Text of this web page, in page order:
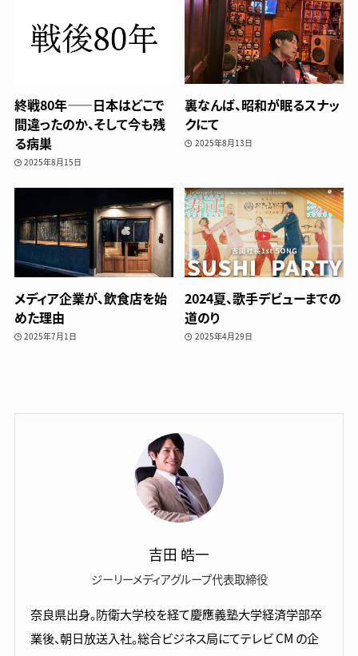
終戦80年——日本はどこで
間違ったのか、そして今も残
る病巣
2025年8月15日
裏なんば、昭和が眠るスナッ
クにて
2025年8月13日
メディア企業が、飲食店を始
めた理由
2025年7月1日
2024夏、歌手デビューまでの
道のり
2025年4月29日
吉田 皓一
ジーリーメディアグループ代表取締役
奈良県出身。防衛大学校を経て慶應義塾大学経済学部卒
業後、朝日放送入社。総合ビジネス局にてテレビ CM の企